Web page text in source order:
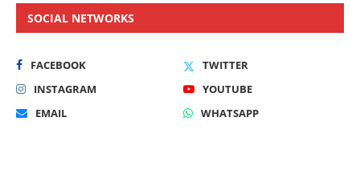
SOCIAL NETWORKS
FACEBOOK
TWITTER
INSTAGRAM
YOUTUBE
EMAIL
WHATSAPP